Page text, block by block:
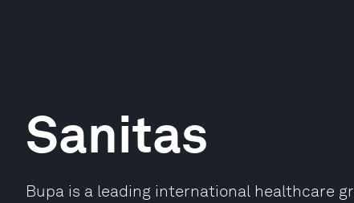
Sanitas
Bupa is a leading international healthcare